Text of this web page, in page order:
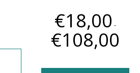
€18,00 -
€108,00